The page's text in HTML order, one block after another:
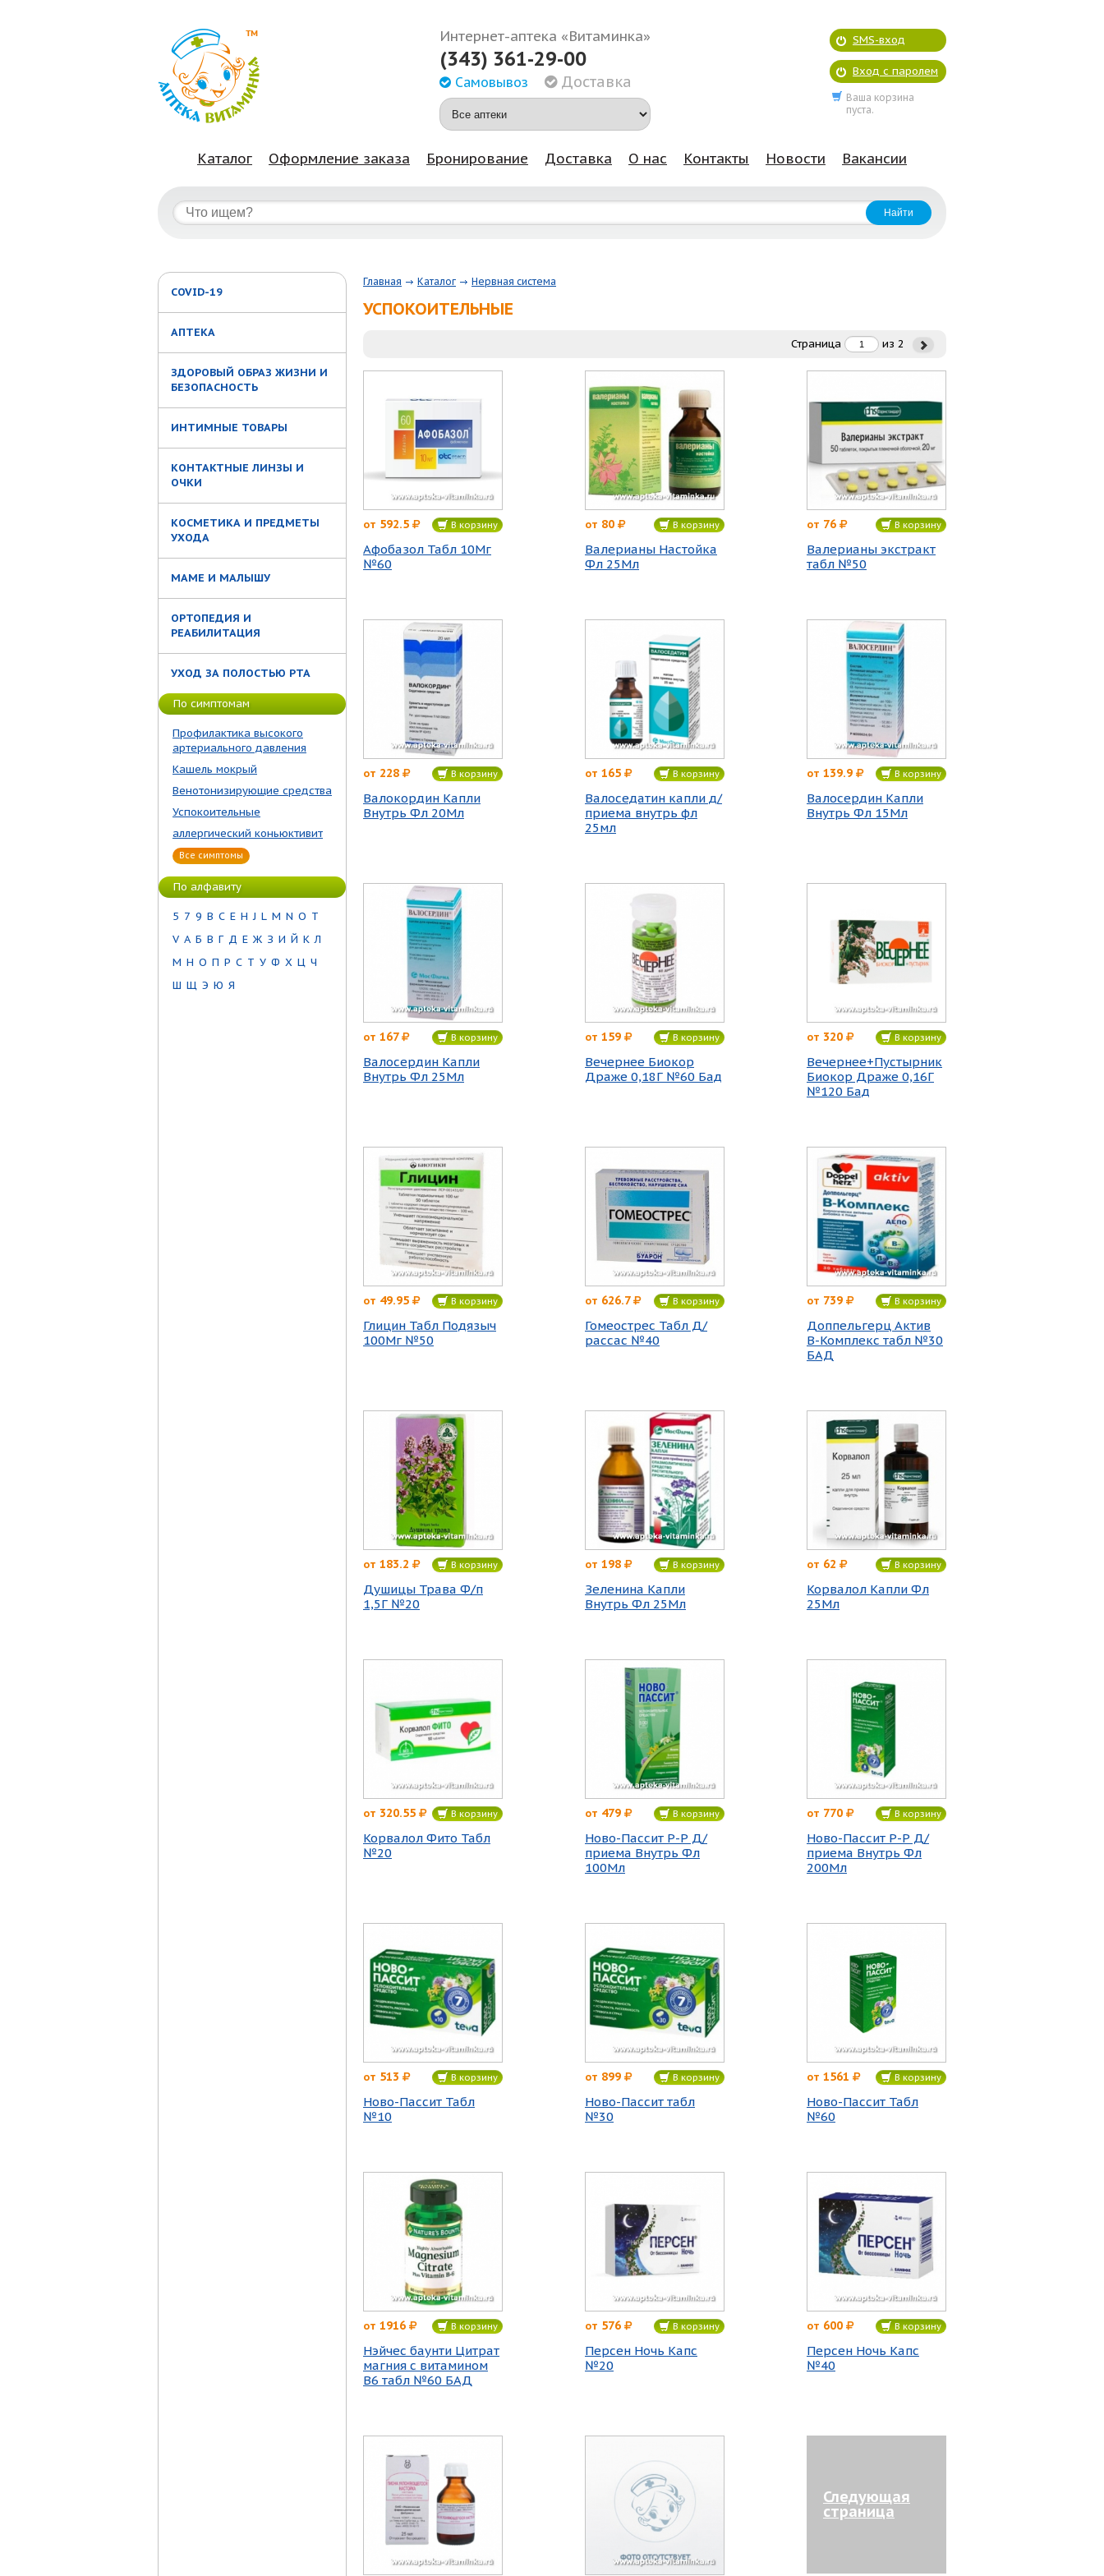
Интернет-аптека «Витаминка»
(343) 361-29-00
Самовывоз Доставка
SMS-вход
Вход с паролем
Ваша корзина
пуста.
Каталог Оформление заказа Бронирование Доставка О нас Контакты Новости Вакансии
COVID-19
АПТЕКА
ЗДОРОВЫЙ ОБРАЗ ЖИЗНИ И
БЕЗОПАСНОСТЬ
ИНТИМНЫЕ ТОВАРЫ
КОНТАКТНЫЕ ЛИНЗЫ И
ОЧКИ
КОСМЕТИКА И ПРЕДМЕТЫ
УХОДА
МАМЕ И МАЛЫШУ
ОРТОПЕДИЯ И
РЕАБИЛИТАЦИЯ
УХОД ЗА ПОЛОСТЬЮ РТА
По симптомам
Профилактика высокого
артериального давления
Кашель мокрый
Венотонизирующие средства
Успокоительные
аллергический коньюктивит
Все симптомы
По алфавиту
5 7 9 B C E H J L M N O T
V А Б В Г Д Е Ж З И Й К Л
М Н О П Р С Т У Ф Х Ц Ч
Ш Щ Э Ю Я
Главная Каталог Нервная система
УСПОКОИТЕЛЬНЫЕ
Страница из 2
от 592.5 В корзину
Афобазол Табл 10Мг
№60
от 80 В корзину
Валерианы Настойка
Фл 25Мл
от 76 В корзину
Валерианы экстракт
табл №50
от 228 В корзину
Валокордин Капли
Внутрь Фл 20Мл
от 165 В корзину
Валоседатин капли д/
приема внутрь фл
25мл
от 139.9 В корзину
Валосердин Капли
Внутрь Фл 15Мл
от 167 В корзину
Валосердин Капли
Внутрь Фл 25Мл
от 159 В корзину
Вечернее Биокор
Драже 0,18Г №60 Бад
от 320 В корзину
Вечернее+Пустырник
Биокор Драже 0,16Г
№120 Бад
от 49.95 В корзину
Глицин Табл Подязыч
100Мг №50
от 626.7 В корзину
Гомеострес Табл Д/
рассас №40
от 739 В корзину
Доппельгерц Актив
В-Комплекс табл №30
БАД
от 183.2 В корзину
Душицы Трава Ф/п
1,5Г №20
от 198 В корзину
Зеленина Капли
Внутрь Фл 25Мл
от 62 В корзину
Корвалол Капли Фл
25Мл
от 320.55 В корзину
Корвалол Фито Табл
№20
от 479 В корзину
Ново-Пассит Р-Р Д/
приема Внутрь Фл
100Мл
от 770 В корзину
Ново-Пассит Р-Р Д/
приема Внутрь Фл
200Мл
от 513 В корзину
Ново-Пассит Табл
№10
от 899 В корзину
Ново-Пассит табл
№30
от 1561 В корзину
Ново-Пассит Табл
№60
от 1916 В корзину
Нэйчес баунти Цитрат
магния с витамином
В6 табл №60 БАД
от 576 В корзину
Персен Ночь Капс
№20
от 600 В корзину
Персен Ночь Капс
№40
Следующая
страница